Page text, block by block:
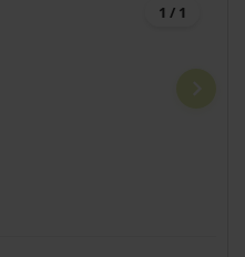
1 / 1